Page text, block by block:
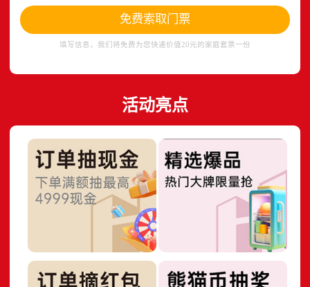
免费索取门票
填写信息，我们将免费为您快递价值20元的家庭套票一份
活动亮点